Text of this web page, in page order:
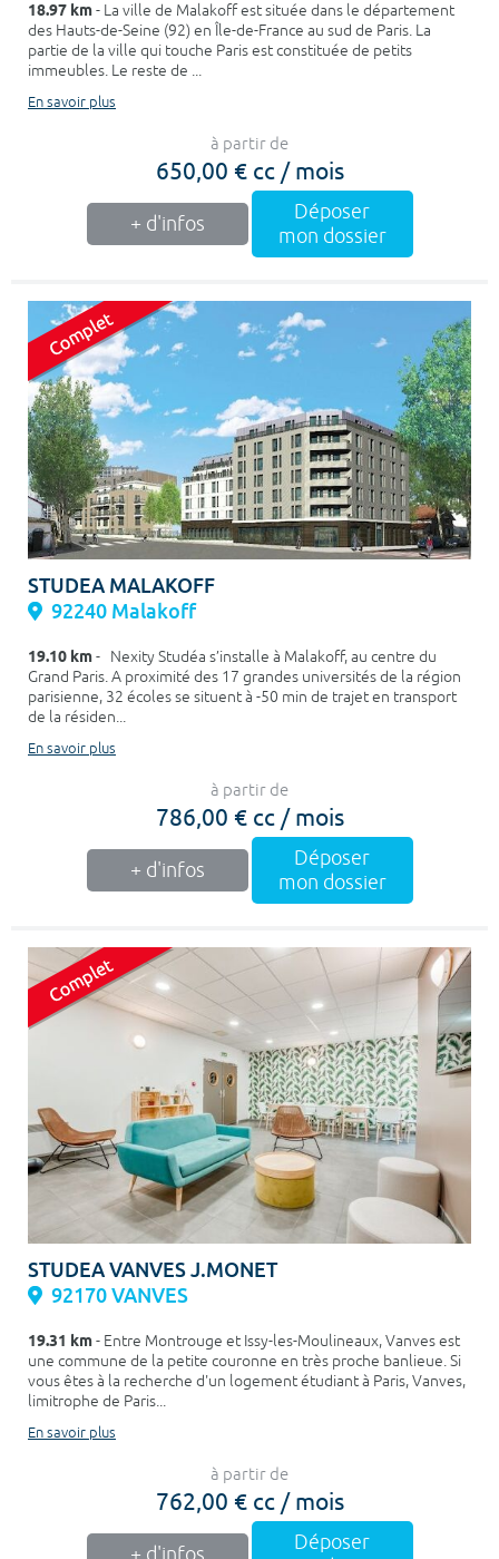
18.97 km- La ville de Malakoff est située dans le département
des Hauts-de-Seine (92) en Île-de-France au sud de Paris. La
partie de la ville qui touche Paris est constituée de petits
immeubles. Le reste de ...
En savoir plus
à partir de
650,00 € cc / mois
+ d'infos
Déposer
mon dossier
STUDEA MALAKOFF
92240 Malakoff
19.10 km- Nexity Studéa s’installe à Malakoff, au centre du
Grand Paris. A proximité des 17 grandes universités de la région
parisienne, 32 écoles se situent à -50 min de trajet en transport
de la résiden...
En savoir plus
à partir de
786,00 € cc / mois
+ d'infos
Déposer
mon dossier
STUDEA VANVES J.MONET
92170 VANVES
19.31 km- Entre Montrouge et Issy-les-Moulineaux, Vanves est
une commune de la petite couronne en très proche banlieue. Si
vous êtes à la recherche d'un logement étudiant à Paris, Vanves,
limitrophe de Paris...
En savoir plus
à partir de
762,00 € cc / mois
+ d'infos
Déposer